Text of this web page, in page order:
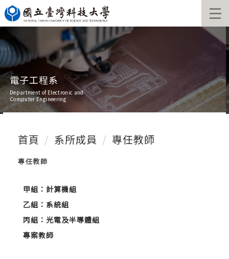
跳
到
主
要
內
容
區
電子工程系
Department of Electronic and
Computer Engineering
首頁 系所成員 專任教師
專任教師
甲組：計算機組
乙組：系統組
丙組：光電及半導體組
專案教師